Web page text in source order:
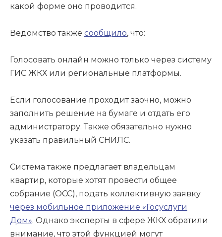
какой форме оно проводится.
Ведомство также сообщило, что:
Голосовать онлайн можно только через систему
ГИС ЖКХ или региональные платформы.
Если голосование проходит заочно, можно
заполнить решение на бумаге и отдать его
администратору. Также обязательно нужно
указать правильный СНИЛС.
Система также предлагает владельцам
квартир, которые хотят провести общее
собрание (ОСС), подать коллективную заявку
через мобильное приложение «Госуслуги
Дом». Однако эксперты в сфере ЖКХ обратили
внимание, что этой функцией могут